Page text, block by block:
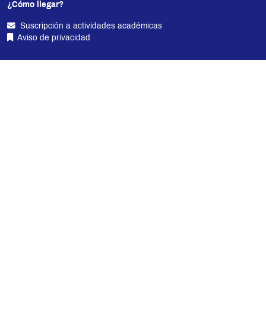
¿Cómo llegar?
Suscripción a actividades académicas
Aviso de privacidad